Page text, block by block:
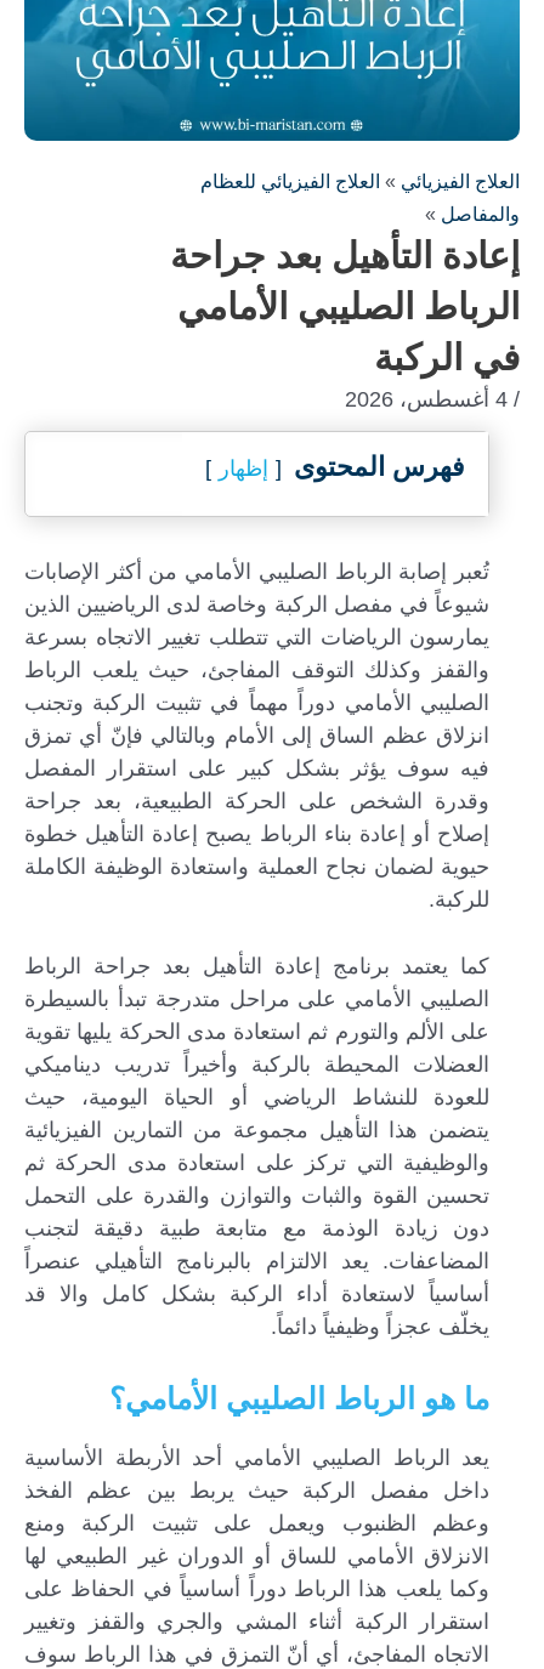
العلاج الفيزيائي » العلاج الفيزيائي للعظام
والمفاصل »
إعادة التأهيل بعد جراحة
الرباط الصليبي الأمامي
في الركبة
/ 4 أغسطس، 2026
فهرس المحتوى إظهار
تُعبر إصابة الرباط الصليبي الأمامي من أكثر الإصابات
شيوعاً في مفصل الركبة وخاصة لدى الرياضيين الذين
يمارسون الرياضات التي تتطلب تغيير الاتجاه بسرعة
والقفز وكذلك التوقف المفاجئ، حيث يلعب الرباط
الصليبي الأمامي دوراً مهماً في تثبيت الركبة وتجنب
انزلاق عظم الساق إلى الأمام وبالتالي فإنّ أي تمزق
فيه سوف يؤثر بشكل كبير على استقرار المفصل
وقدرة الشخص على الحركة الطبيعية، بعد جراحة
إصلاح أو إعادة بناء الرباط يصبح إعادة التأهيل خطوة
حيوية لضمان نجاح العملية واستعادة الوظيفة الكاملة
للركبة.
كما يعتمد برنامج إعادة التأهيل بعد جراحة الرباط
الصليبي الأمامي على مراحل متدرجة تبدأ بالسيطرة
على الألم والتورم ثم استعادة مدى الحركة يليها تقوية
العضلات المحيطة بالركبة وأخيراً تدريب ديناميكي
للعودة للنشاط الرياضي أو الحياة اليومية، حيث
يتضمن هذا التأهيل مجموعة من التمارين الفيزيائية
والوظيفية التي تركز على استعادة مدى الحركة ثم
تحسين القوة والثبات والتوازن والقدرة على التحمل
دون زيادة الوذمة مع متابعة طبية دقيقة لتجنب
المضاعفات. يعد الالتزام بالبرنامج التأهيلي عنصراً
أساسياً لاستعادة أداء الركبة بشكل كامل والا قد
يخلّف عجزاً وظيفياً دائماً.
ما هو الرباط الصليبي الأمامي؟
يعد الرباط الصليبي الأمامي أحد الأربطة الأساسية
داخل مفصل الركبة حيث يربط بين عظم الفخذ
وعظم الظنبوب ويعمل على تثبيت الركبة ومنع
الانزلاق الأمامي للساق أو الدوران غير الطبيعي لها
وكما يلعب هذا الرباط دوراً أساسياً في الحفاظ على
استقرار الركبة أثناء المشي والجري والقفز وتغيير
الاتجاه المفاجئ، أي أنّ التمزق في هذا الرباط سوف